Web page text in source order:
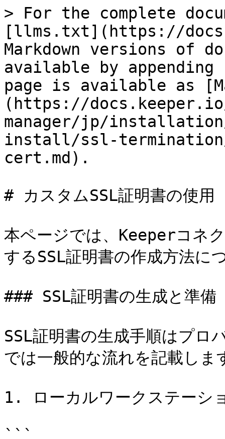
> For the complete
[llms.txt](https://
Markdown versions of
available by
page is available as
(https://
manager/jp/installation/
install/ssl-
cert.md).
# カスタムSSL証明書の使用
本ページでは、Keeperコネ
するSSL証明書の作成方法に
### SSL証明書の生成と準備
SSL証明書の生成手順はプロ
では一般的な流れを記載しま
1. ローカルワークステーシ